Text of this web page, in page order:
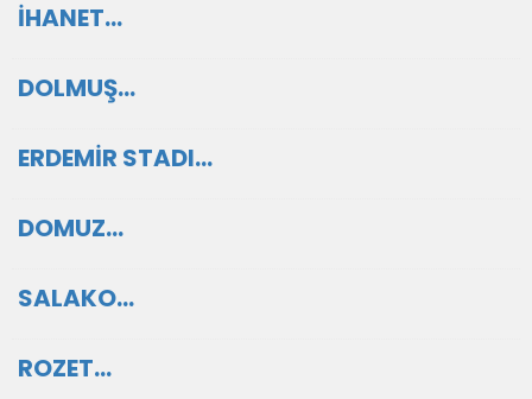
İHANET…
DOLMUŞ…
ERDEMİR STADI…
DOMUZ…
SALAKO…
ROZET…